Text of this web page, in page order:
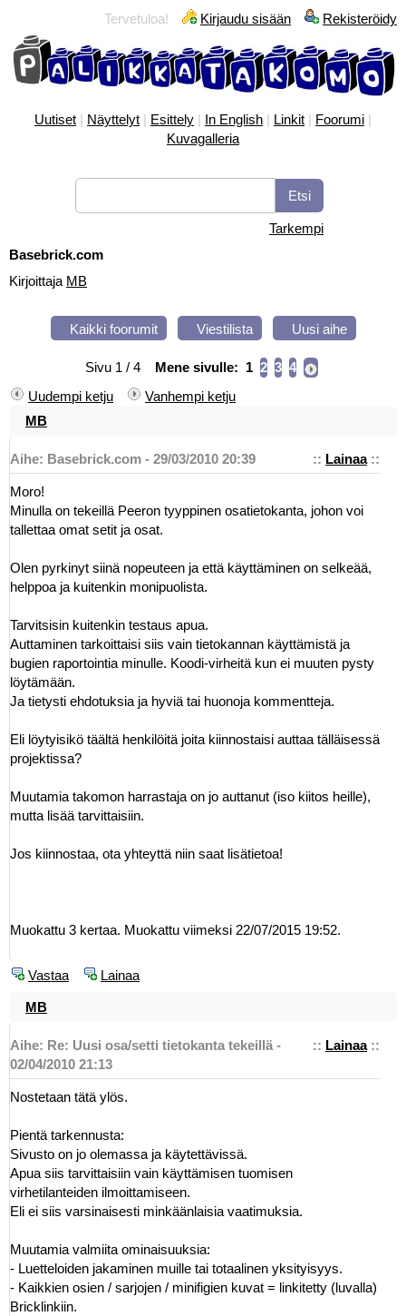
Tervetuloa! Kirjaudu sisään Rekisteröidy
Uutiset | Näyttelyt | Esittely | In English | Linkit | Foorumi |
Kuvagalleria
Tarkempi
Basebrick.com
Kirjoittaja MB
Kaikki foorumit Viestilista Uusi aihe
Sivu 1 / 4 Mene sivulle: 1 2 3 4
Uudempi ketju
Vanhempi ketju
MB
:: Lainaa::
Aihe: Basebrick.com - 29/03/2010 20:39
Moro!
Minulla on tekeillä Peeron tyyppinen osatietokanta, johon voi
tallettaa omat setit ja osat.
Olen pyrkinyt siinä nopeuteen ja että käyttäminen on selkeää,
helppoa ja kuitenkin monipuolista.
Tarvitsisin kuitenkin testaus apua.
Auttaminen tarkoittaisi siis vain tietokannan käyttämistä ja
bugien raportointia minulle. Koodi-virheitä kun ei muuten pysty
löytämään.
Ja tietysti ehdotuksia ja hyviä tai huonoja kommentteja.
Eli löytyisikö täältä henkilöitä joita kiinnostaisi auttaa tälläisessä
projektissa?
Muutamia takomon harrastaja on jo auttanut (iso kiitos heille),
mutta lisää tarvittaisiin.
Jos kiinnostaa, ota yhteyttä niin saat lisätietoa!
Muokattu 3 kertaa. Muokattu viimeksi 22/07/2015 19:52.
Vastaa Lainaa
MB
:: Lainaa::
Aihe: Re: Uusi osa/setti tietokanta tekeillä -
02/04/2010 21:13
Nostetaan tätä ylös.
Pientä tarkennusta:
Sivusto on jo olemassa ja käytettävissä.
Apua siis tarvittaisiin vain käyttämisen tuomisen
virhetilanteiden ilmoittamiseen.
Eli ei siis varsinaisesti minkäänlaisia vaatimuksia.
Muutamia valmiita ominaisuuksia:
- Luetteloiden jakaminen muille tai totaalinen yksityisyys.
- Kaikkien osien / sarjojen / minifigien kuvat = linkitetty (luvalla)
Bricklinkiin.